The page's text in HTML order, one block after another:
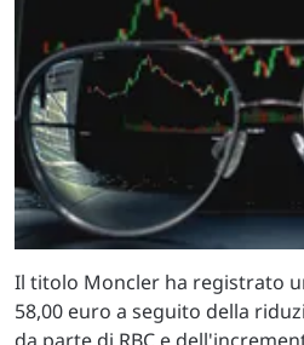
Il titolo Moncler ha registrato
58,00 euro a seguito della
da parte di RBC e